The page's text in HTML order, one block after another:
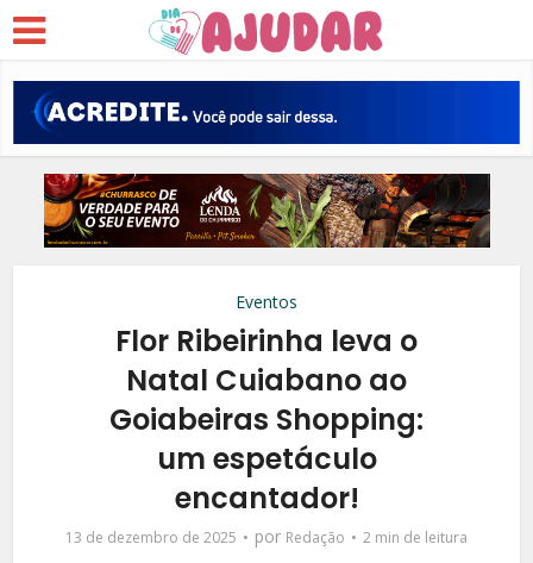
Eventos
Flor Ribeirinha leva o
Natal Cuiabano ao
Goiabeiras Shopping:
um espetáculo
encantador!
13 de dezembro de 2025 por Redação 2 min de leitura